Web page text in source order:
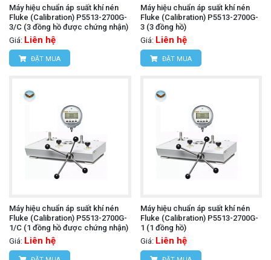
Máy hiệu chuẩn áp suất khí nén
Fluke (Calibration) P5513-2700G-
3/C (3 đồng hồ được chứng nhận)
Giá: Liên hệ
ĐẶT MUA
Máy hiệu chuẩn áp suất khí nén
Fluke (Calibration) P5513-2700G-
3 (3 đồng hồ)
Giá: Liên hệ
ĐẶT MUA
Máy hiệu chuẩn áp suất khí nén
Fluke (Calibration) P5513-2700G-
1/C (1 đồng hồ được chứng nhận)
Giá: Liên hệ
Máy hiệu chuẩn áp suất khí nén
Fluke (Calibration) P5513-2700G-
1 (1 đồng hồ)
Giá: Liên hệ